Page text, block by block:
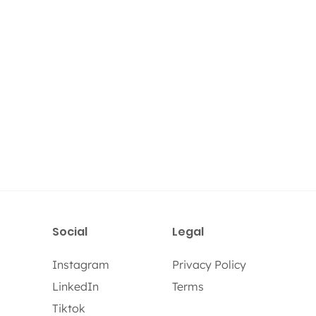
Social
Instagram
LinkedIn
Tiktok
Legal
Privacy Policy
Terms